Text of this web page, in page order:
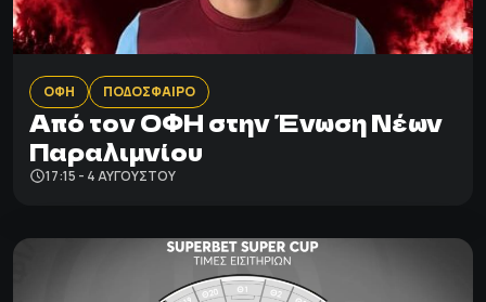
ΟΦΗ ΠΟΔΟΣΦΑΙΡΟ
Από τον ΟΦΗ στην Ένωση Νέων
Παραλιμνίου
17:15 - 4 ΑΥΓΟΎΣΤΟΥ